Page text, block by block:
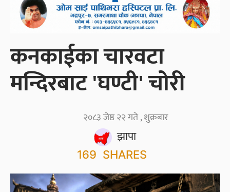
कनकाईका चारवटा
मन्दिरबाट 'घण्टी' चोरी
झापा
२०८३ जेष्ठ २२ गते , शुक्रबार
169 SHARES